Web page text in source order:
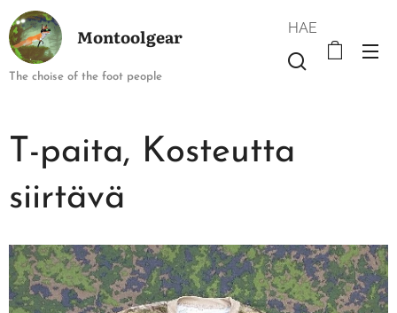
Montoolgear
The choise of the foot people
HAE
T-paita, Kosteutta
siirtävä